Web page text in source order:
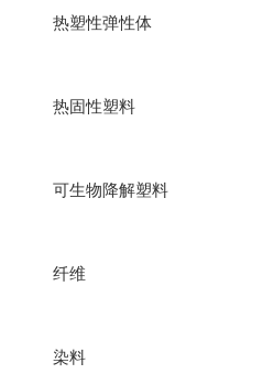
热塑性弹性体
热固性塑料
可生物降解塑料
纤维
染料